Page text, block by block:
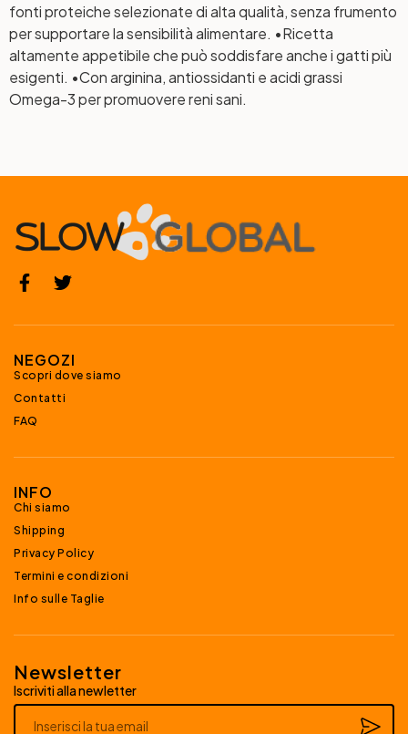
fonti proteiche selezionate di alta qualità, senza frumento
per supportare la sensibilità alimentare. •Ricetta
altamente appetibile che può soddisfare anche i gatti più
esigenti. •Con arginina, antiossidanti e acidi grassi
Omega-3 per promuovere reni sani.
NEGOZI
Scopri dove siamo
Contatti
FAQ
INFO
Chi siamo
Shipping
Privacy Policy
Termini e condizioni
Info sulle Taglie
Newsletter
Iscriviti alla newletter